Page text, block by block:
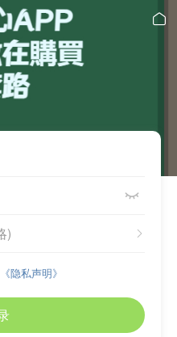



)
《隐私声明》